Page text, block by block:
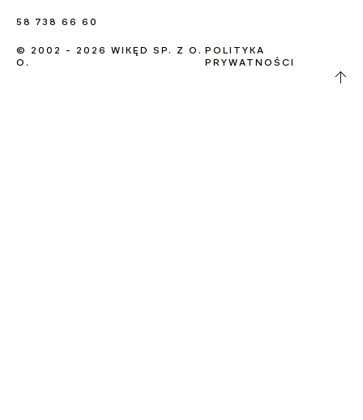
58 738 66 60
© 2002 - 2026 WIKĘD SP. Z O.
O.
POLITYKA
PRYWATNOŚCI